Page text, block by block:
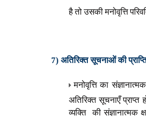
है तो उसकी मनोवृत्ति
7) अतिरिक्त सूचनाओं की
मनोवृत्ति का
अतिरिक्त सूचनाएँ प्राप्त
व्यक्ति की संज्ञानात्मक